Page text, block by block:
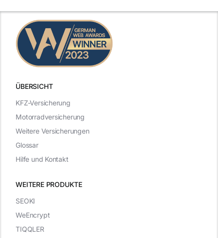
ÜBERSICHT
WEITERE PRODUKTE
KFZ-Versicherung
Motorradversicherung
Weitere Versicherungen
Glossar
Hilfe und Kontakt
SEOKI
WeEncrypt
TIQQLER